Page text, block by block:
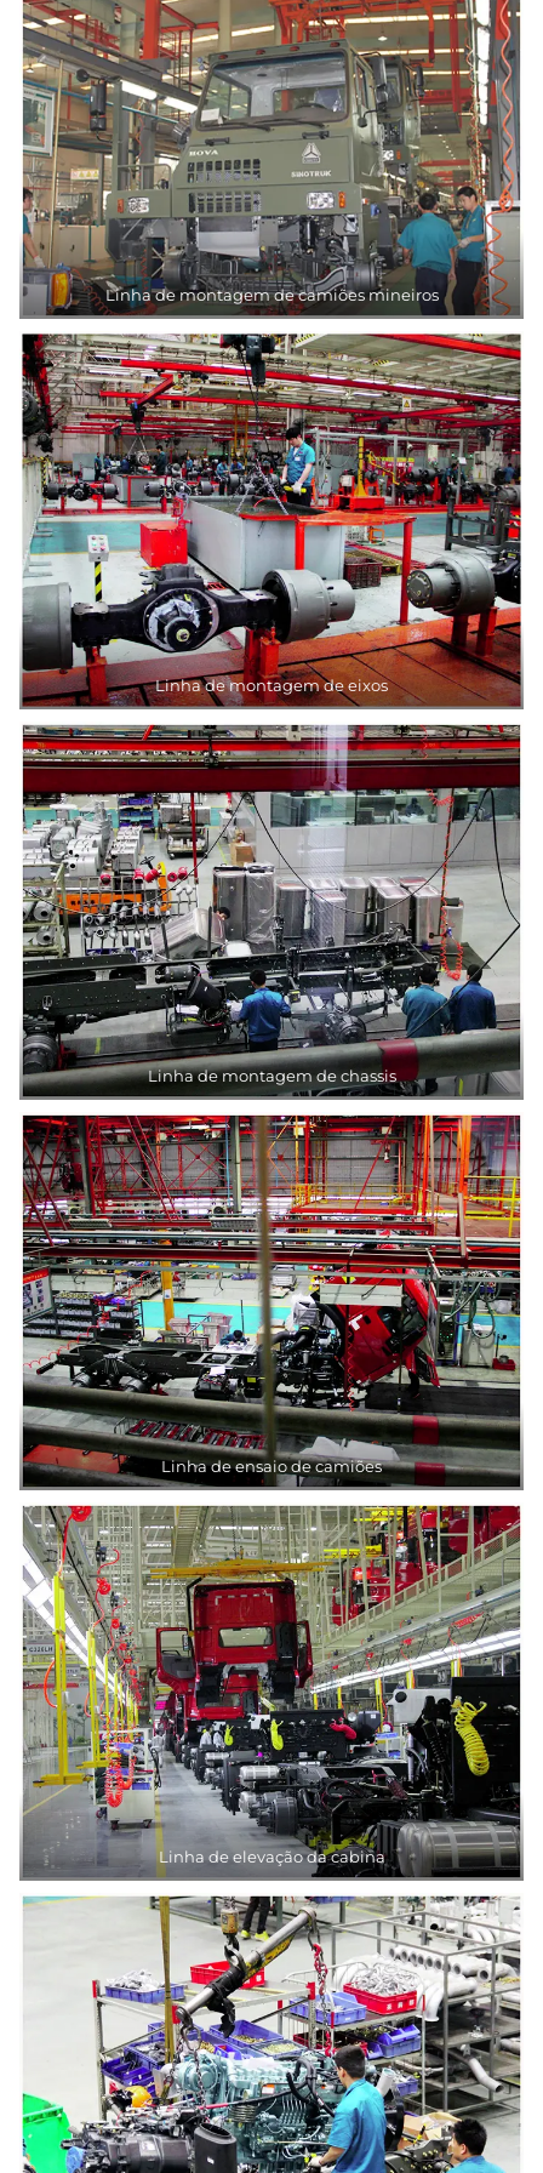
Linha de montagem de camiões mineiros
Linha de montagem de eixos
Linha de montagem de chassis
Linha de ensaio de camiões
Linha de elevação da cabina